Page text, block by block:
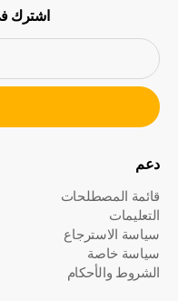
اشترك
دعم
قائمة المصطلحات
التعليمات
سياسة الاسترجاع
سياسة خاصة
الشروط والأحكام